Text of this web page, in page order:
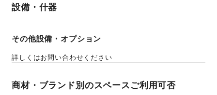
設備・什器
その他設備・オプション
詳しくはお問い合わせください
商材・ブランド別のスペースご利用可否